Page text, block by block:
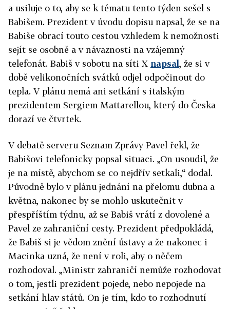
a usiluje o to, aby se k tématu tento týden sešel s
Babišem. Prezident v úvodu dopisu napsal, že se na
Babiše obrací touto cestou vzhledem k nemožnosti
sejít se osobně a v návaznosti na vzájemný
telefonát. Babiš v sobotu na síti X napsal, že si v
době velikonočních svátků odjel odpočinout do
tepla. V plánu nemá ani setkání s italským
prezidentem Sergiem Mattarellou, který do Česka
dorazí ve čtvrtek.
V debatě serveru Seznam Zprávy Pavel řekl, že
Babišovi telefonicky popsal situaci. „On usoudil, že
je na místě, abychom se co nejdřív setkali,“ dodal.
Původně bylo v plánu jednání na přelomu dubna a
května, nakonec by se mohlo uskutečnit v
přespříštím týdnu, až se Babiš vrátí z dovolené a
Pavel ze zahraniční cesty. Prezident předpokládá,
že Babiš si je vědom znění ústavy a že nakonec i
Macinka uzná, že není v roli, aby o něčem
rozhodoval. „Ministr zahraničí nemůže rozhodovat
o tom, jestli prezident pojede, nebo nepojede na
setkání hlav států. On je tím, kdo to rozhodnutí